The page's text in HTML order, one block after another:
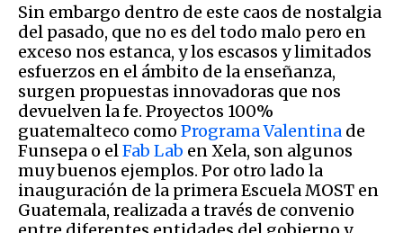
Sin embargo dentro de este caos de nostalgia
del pasado, que no es del todo malo pero en
exceso nos estanca, y los escasos y limitados
esfuerzos en el ámbito de la enseñanza,
surgen propuestas innovadoras que nos
devuelven la fe. Proyectos 100%
guatemalteco como Programa Valentina de
Funsepa o elFab Lab en Xela, son algunos
muy buenos ejemplos. Por otro lado la
inauguración de la primera Escuela MOST en
Guatemala, realizada a través de convenio